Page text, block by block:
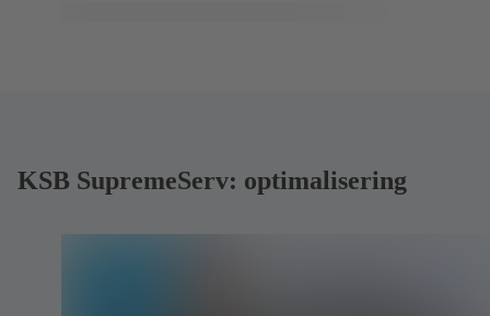
KSB SupremeServ: optimalisering